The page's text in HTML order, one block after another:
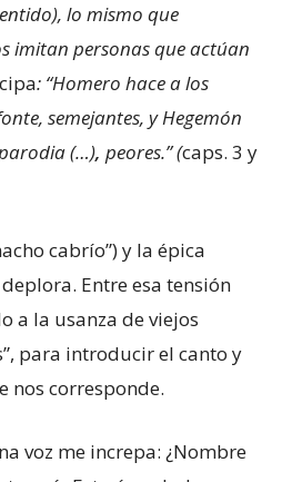
lo mismo que
imitan personas que actúan
: “Homero hace a los
semejantes, y Hegemón
(…), peores.” (caps. 3 y
cabrío”) y la épica
Entre esa tensión
a la usanza de viejos
para introducir el canto y
nos corresponde.
voz me increpa: ¿Nombre